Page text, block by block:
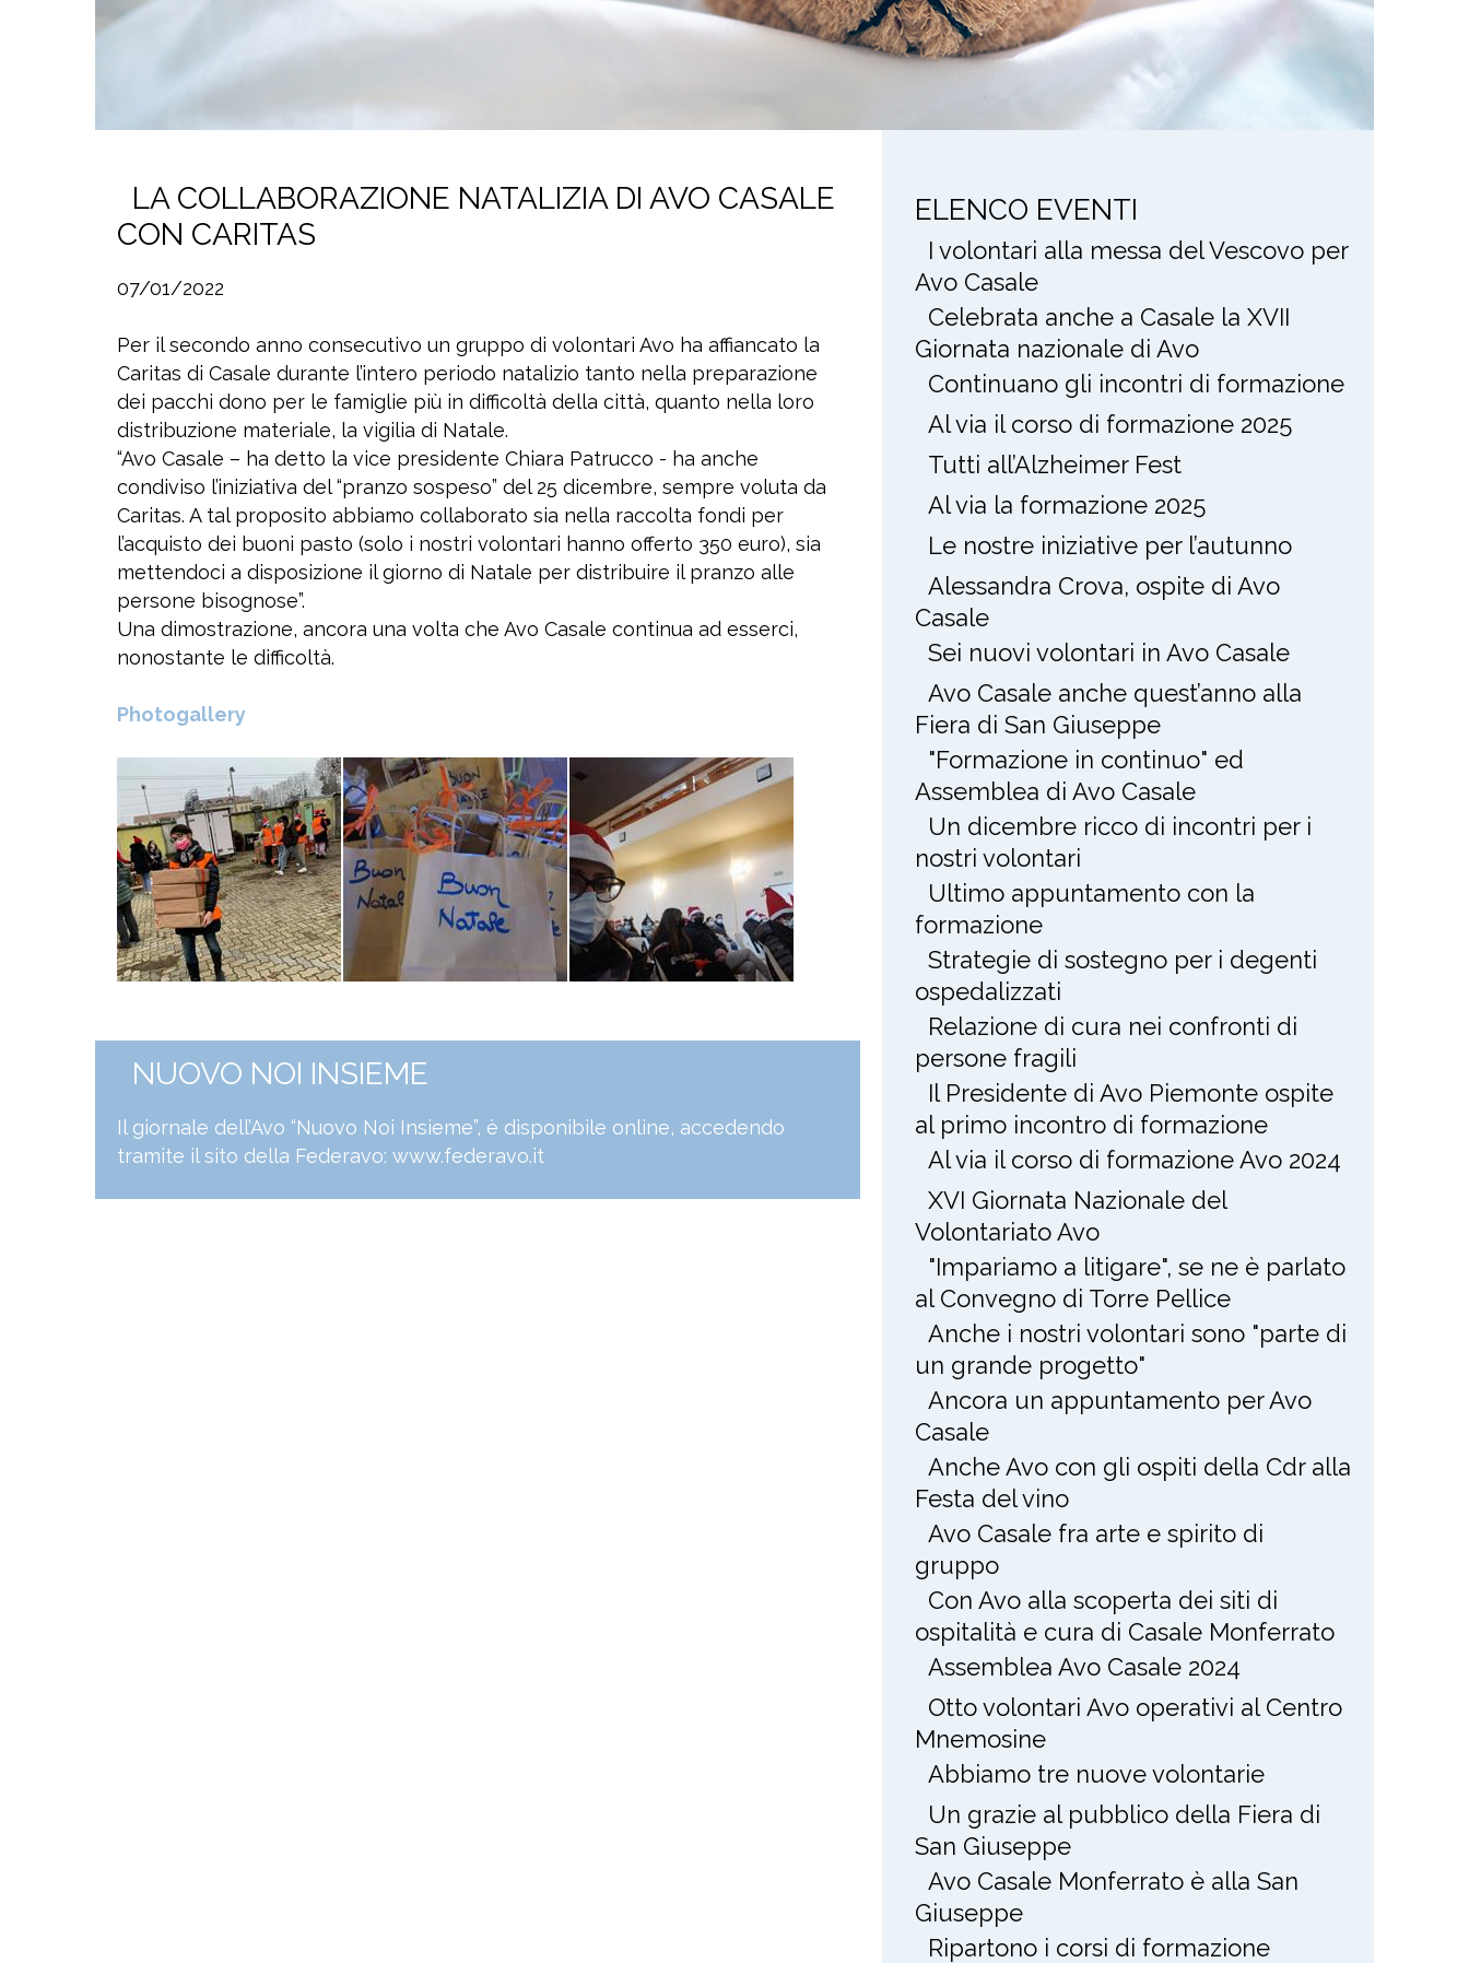
LA COLLABORAZIONE NATALIZIA DI AVO CASALE
CON CARITAS
07/01/2022
Per il secondo anno consecutivo un gruppo di volontari Avo ha affiancato la
Caritas di Casale durante l’intero periodo natalizio tanto nella preparazione
dei pacchi dono per le famiglie più in difficoltà della città, quanto nella loro
distribuzione materiale, la vigilia di Natale.
“Avo Casale – ha detto la vice presidente Chiara Patrucco - ha anche
condiviso l’iniziativa del “pranzo sospeso” del 25 dicembre, sempre voluta da
Caritas. A tal proposito abbiamo collaborato sia nella raccolta fondi per
l’acquisto dei buoni pasto (solo i nostri volontari hanno offerto 350 euro), sia
mettendoci a disposizione il giorno di Natale per distribuire il pranzo alle
persone bisognose”.
Una dimostrazione, ancora una volta che Avo Casale continua ad esserci,
nonostante le difficoltà.
Photogallery
NUOVO NOI INSIEME
Il giornale dell’Avo “Nuovo Noi Insieme”, è disponibile online, accedendo
tramite il sito della Federavo: www.federavo.it
ELENCO EVENTI
I volontari alla messa del Vescovo per
Avo Casale
Celebrata anche a Casale la XVII
Giornata nazionale di Avo
Continuano gli incontri di formazione
Al via il corso di formazione 2025
Tutti all’Alzheimer Fest
Al via la formazione 2025
Le nostre iniziative per l’autunno
Alessandra Crova, ospite di Avo
Casale
Sei nuovi volontari in Avo Casale
Avo Casale anche quest’anno alla
Fiera di San Giuseppe
"Formazione in continuo" ed
Assemblea di Avo Casale
Un dicembre ricco di incontri per i
nostri volontari
Ultimo appuntamento con la
formazione
Strategie di sostegno per i degenti
ospedalizzati
Relazione di cura nei confronti di
persone fragili
Il Presidente di Avo Piemonte ospite
al primo incontro di formazione
Al via il corso di formazione Avo 2024
XVI Giornata Nazionale del
Volontariato Avo
"Impariamo a litigare", se ne è parlato
al Convegno di Torre Pellice
Anche i nostri volontari sono "parte di
un grande progetto"
Ancora un appuntamento per Avo
Casale
Anche Avo con gli ospiti della Cdr alla
Festa del vino
Avo Casale fra arte e spirito di
gruppo
Con Avo alla scoperta dei siti di
ospitalità e cura di Casale Monferrato
Assemblea Avo Casale 2024
Otto volontari Avo operativi al Centro
Mnemosine
Abbiamo tre nuove volontarie
Un grazie al pubblico della Fiera di
San Giuseppe
Avo Casale Monferrato è alla San
Giuseppe
Ripartono i corsi di formazione